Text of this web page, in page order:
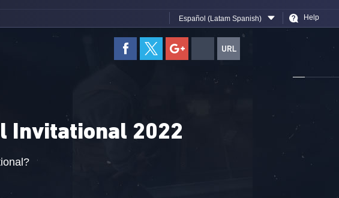
Español (Latam Spanish) Help
Invitational 2022